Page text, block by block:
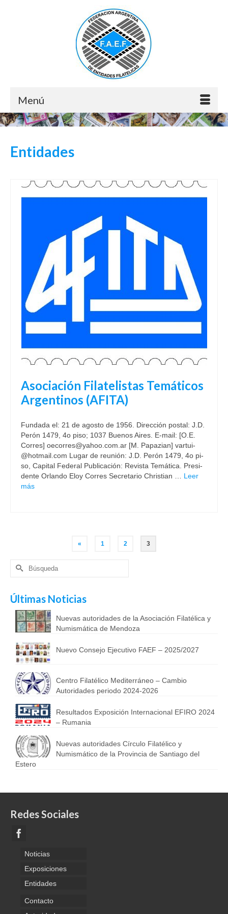
Menú
Entidades
Asociación Filatelistas Temáticos
Argentinos (AFI­TA)
Fundada el: 21 de agosto de 1956. Dirección pos­tal: J.D.
Pe­rón 1479, 4o pi­so; 1037 Bue­nos Ai­res. E-mail: [O.E.
Co­rres] oeco­rre­s@yahoo­.co­m.ar [M. Pa­pa­zian] var­tui­
@hotmail­.com Lu­gar de reu­nión: J.D. Pe­rón 1479, 4o pi­
so, Ca­pi­tal Fe­de­ral Pu­bli­ca­ción: Re­vis­ta Te­má­ti­ca. Pre­si­
den­te Or­lan­do Eloy Co­rres Se­cre­ta­rio Ch­ris­tian … Leer
más
« 1 2 3
Buscar
por:
Últimas Noticias
Nuevas autoridades de la Asociación Filatélica y
Numismática de Mendoza
Nuevo Consejo Ejecutivo FAEF – 2025/2027
Centro Filatélico Mediterráneo – Cambio
Autoridades periodo 2024-2026
Resultados Exposición Internacional EFIRO 2024
– Rumania
Nuevas autoridades Círculo Filatélico y
Numismático de la Provincia de Santiago del
Estero
Redes Sociales
Noticias
Exposiciones
Entidades
Contacto